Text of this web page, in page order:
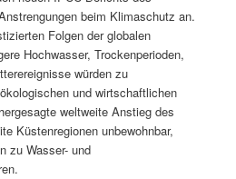
beim Klimaschutz an.
Folgen der globalen
Hochwasser, Trockenperioden,
würden zu
und wirtschaftlichen
weltweite Anstieg des
Küstenregionen unbewohnbar,
zu Wasser- und